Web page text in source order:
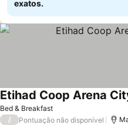
exatos.
Bed & Breakfast
Etihad Coop Arena
/ Pontuação não disponível